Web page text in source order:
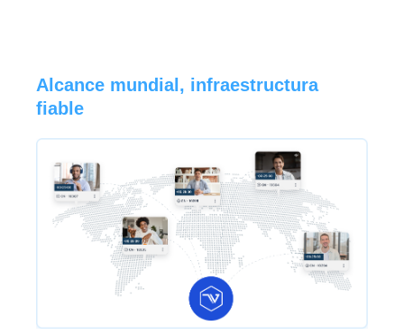
Alcance mundial, infraestructura
fiable